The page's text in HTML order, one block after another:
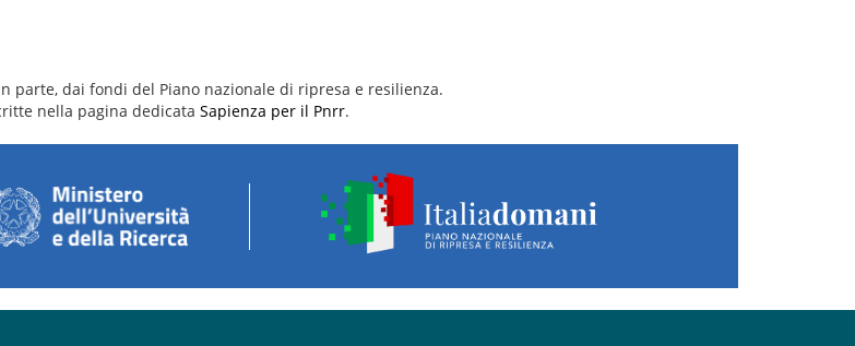
parte, dai fondi del Piano nazionale di ripresa e resilienza.
nella pagina dedicata Sapienza per il Pnrr.